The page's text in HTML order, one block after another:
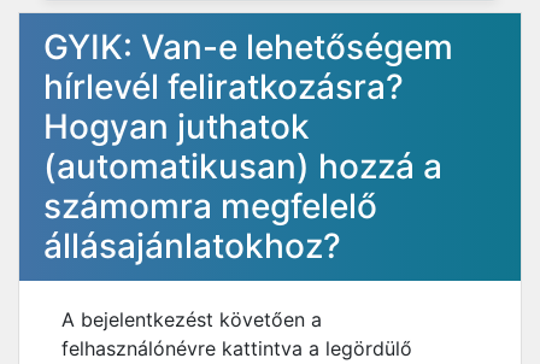
GYIK: Van-e lehetőségem
hírlevél feliratkozásra?
Hogyan juthatok
(automatikusan) hozzá a
számomra megfelelő
állásajánlatokhoz?
A bejelentkezést követően a
felhasználónévre kattintva a legördülő